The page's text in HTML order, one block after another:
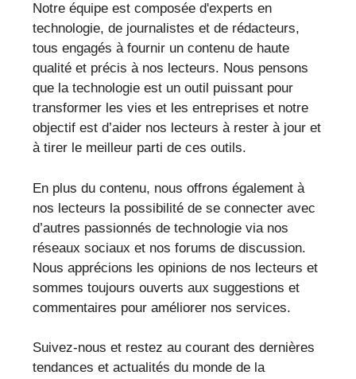
Notre équipe est composée d'experts en
technologie, de journalistes et de rédacteurs,
tous engagés à fournir un contenu de haute
qualité et précis à nos lecteurs. Nous pensons
que la technologie est un outil puissant pour
transformer les vies et les entreprises et notre
objectif est d’aider nos lecteurs à rester à jour et
à tirer le meilleur parti de ces outils.
En plus du contenu, nous offrons également à
nos lecteurs la possibilité de se connecter avec
d’autres passionnés de technologie via nos
réseaux sociaux et nos forums de discussion.
Nous apprécions les opinions de nos lecteurs et
sommes toujours ouverts aux suggestions et
commentaires pour améliorer nos services.
Suivez-nous et restez au courant des dernières
tendances et actualités du monde de la